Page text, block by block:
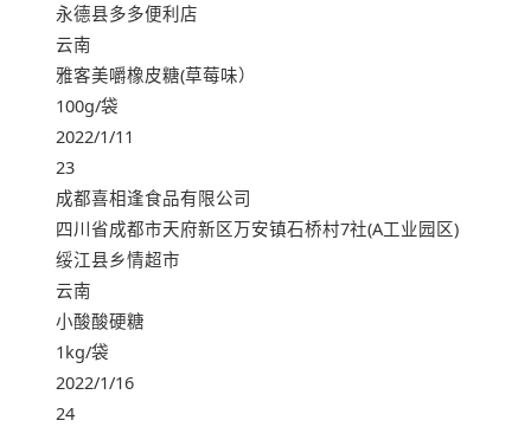
永德县多多便利店
云南
雅客美嚼橡皮糖(草莓味）
100g/袋
2022/1/11
23
成都喜相逢食品有限公司
四川省成都市天府新区万安镇石桥村7社(A工业园区)
绥江县乡情超市
云南
小酸酸硬糖
1kg/袋
2022/1/16
24